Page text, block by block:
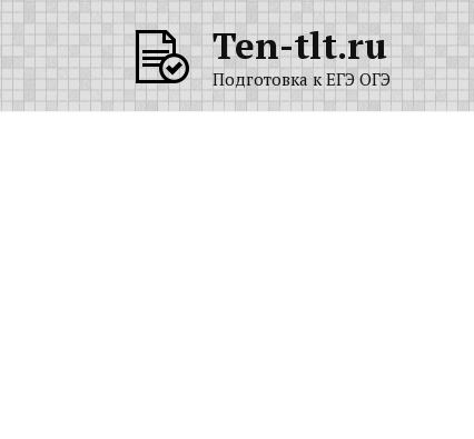
содержанию
Ten-tlt.ru
Подготовка к ЕГЭ ОГЭ